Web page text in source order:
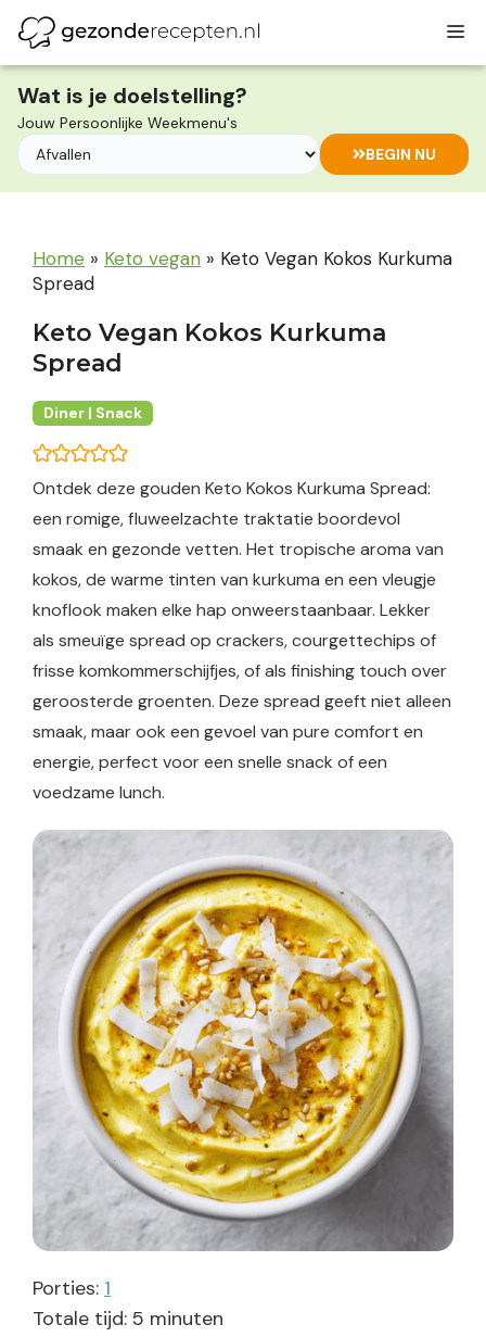
naar
de
inhoud
Wat is je doelstelling?
Jouw Persoonlijke Weekmenu's
BEGIN NU
Home » Keto vegan » Keto Vegan Kokos Kurkuma
Spread
Keto Vegan Kokos Kurkuma
Spread
Diner | Snack
Ontdek deze gouden Keto Kokos Kurkuma Spread:
een romige, fluweelzachte traktatie boordevol
smaak en gezonde vetten. Het tropische aroma van
kokos, de warme tinten van kurkuma en een vleugje
knoflook maken elke hap onweerstaanbaar. Lekker
als smeuïge spread op crackers, courgettechips of
frisse komkommerschijfjes, of als finishing touch over
geroosterde groenten. Deze spread geeft niet alleen
smaak, maar ook een gevoel van pure comfort en
energie, perfect voor een snelle snack of een
voedzame lunch.
Porties: 1
Totale tijd: 5 minuten
minuten